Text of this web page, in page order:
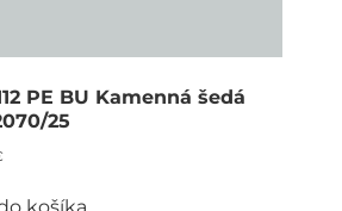
PE BU Kamenná šedá
25